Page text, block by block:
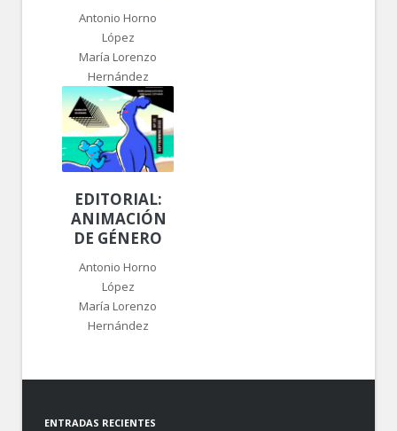
Antonio Horno
López
María Lorenzo
Hernández
EDITORIAL:
ANIMACIÓN
DE GÉNERO
Antonio Horno
López
María Lorenzo
Hernández
ENTRADAS RECIENTES